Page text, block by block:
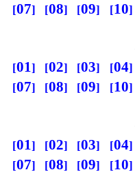
07
08 09 10
01 02 03 04
07
08 09 10
01 02 03 04
07
08 09 10